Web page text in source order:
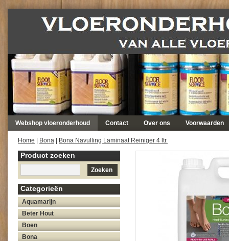
Webshop vloeronderhoud Contact Over ons Voorwaarden
Home Bona Bona Navulling Laminaat Reiniger 4 ltr.
Product zoeken
Zoeken
Categorieën
Aquamarijn
Beter Hout
Boen
Bona